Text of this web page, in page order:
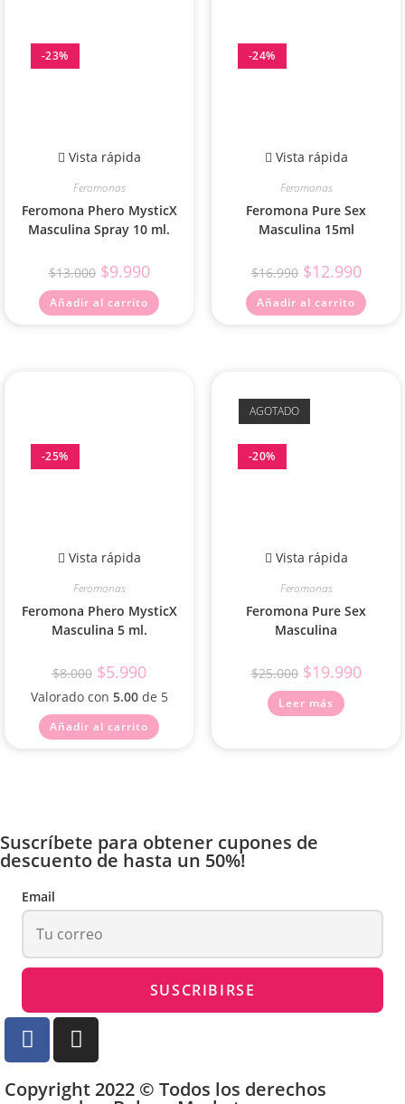
-23%
Vista rápida
Feromonas
Feromona Phero MysticX
Masculina Spray 10 ml.
$13.000 $9.990
Añadir al carrito
-24%
Vista rápida
Feromonas
Feromona Pure Sex
Masculina 15ml
$16.990 $12.990
Añadir al carrito
-25%
Vista rápida
Feromonas
Feromona Phero MysticX
Masculina 5 ml.
$8.000 $5.990
Valorado con 5.00de 5
Añadir al carrito
AGOTADO
-20%
Vista rápida
Feromonas
Feromona Pure Sex
Masculina
$25.000 $19.990
Leer más
Suscríbete para obtener cupones de
descuento de hasta un 50%!
Email
Copyright 2022 © Todos los derechos